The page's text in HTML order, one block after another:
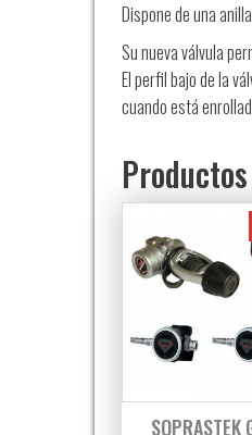
Dispone de una
Su nueva válvula
El perfil bajo de la
cuando está
SOPRASTEK